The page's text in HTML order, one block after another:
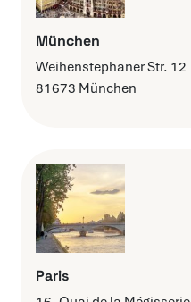
München
Weihenstephaner Str. 12
81673 München
Paris